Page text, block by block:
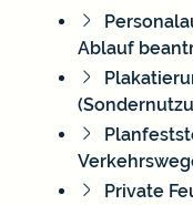
Ablauf
Private